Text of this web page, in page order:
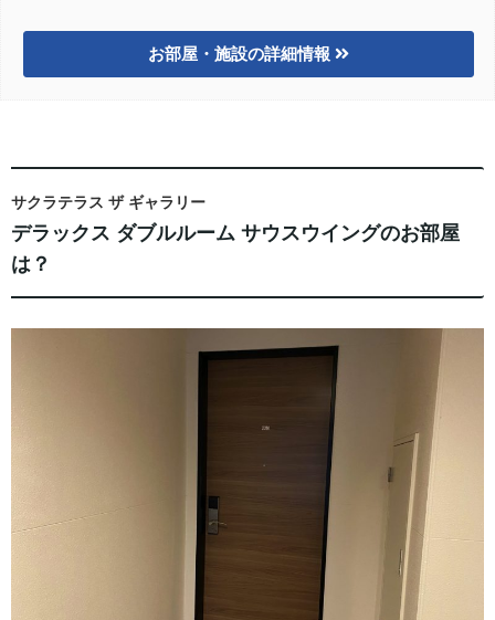
お部屋・施設の詳細情報
サクラテラス ザ ギャラリー
デラックス ダブルルーム サウスウイングのお部屋
は？